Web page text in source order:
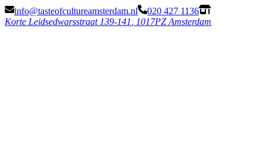
info@tasteofcultureamsterdam.nl
020 427 1136
Korte Leidsedwarsstraat 139-141
1017PZ Amsterdam